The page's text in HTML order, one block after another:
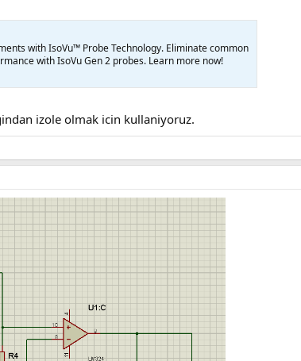
with IsoVu™ Probe Technology. Eliminate common
with IsoVu Gen 2 probes. Learn more now!
izole olmak icin kullaniyoruz.